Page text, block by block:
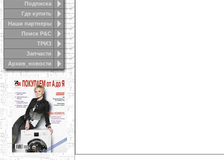
Подписка
Где купить
Наши партнеры
Поиск Р&С
ТРИЗ
Запчасти
Архив_новости